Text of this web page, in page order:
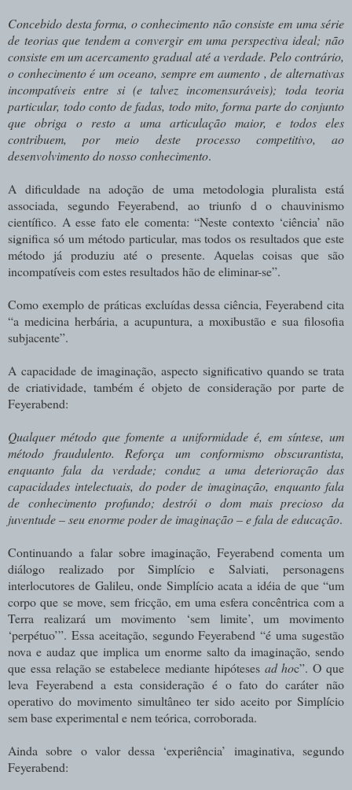
Concebido desta forma, o conhecimento não consiste em uma série
de teorias que tendem a convergir em uma perspectiva ideal; não
consisteem um acercamento gradualaté a verdade. Pelocontrário,
o conhecimento é um oceano, sempre em aumento , de alternativas
incompatíveis entre si (e talvez incomensuráveis); toda teoria
particular, todo conto de fadas, todo mito, forma parte do conjunto
que obriga o resto a uma articulação maior, e todos eles
contribuem,
por meio
deste processo competitivo, ao
desenvolvimento do nossoconhecimento.
A dificuldade na adoção de uma metodologia pluralista está
associada, segundo Feyerabend, ao triunfo d o chauvinismo
científico. A esse fato ele comenta: “Neste contexto ‘ciência’ não
significa só um método particular, mas todos os resultados que este
método já produziu até o presente. Aquelas coisas que são
incompatíveis com estes resultados hão de eliminar-se”.
Como exemplo de práticas excluídas dessa ciência, Feyerabend cita
“a medicina herbária, a acupuntura, a moxibustão e sua filosofia
subjacente”.
A capacidade de imaginação, aspecto significativo quando se trata
de criatividade, também é objeto de consideração por parte de
Feyerabend:
Qualquer método que fomente a uniformidade é, em síntese, um
método fraudulento.
Reforça um conformismo
obscurantista,
enquanto fala da verdade; conduz a uma deterioração das
capacidades intelectuais, do poder de imaginação, enquanto fala
de conhecimento profundo; destrói o dom mais precioso da
juventude – seu enorme poder de imaginação – e fala de educação.
Continuando a falar sobre imaginação, Feyerabend comenta um
diálogo realizado por Simplício e Salviati, personagens
interlocutores de Galileu, onde Simplício acata a idéia de que “um
corpo que se move, sem fricção, em uma esfera concêntrica com a
Terra realizará um movimento ‘sem limite’, um movimento
‘perpétuo’”. Essa aceitação, segundo Feyerabend “é uma sugestão
nova e audaz que implica um enorme salto da imaginação, sendo
que essa relação se estabelece mediante hipóteses ad hoc”. O que
leva Feyerabend a esta consideração é o fato do caráter não
operativo do movimento simultâneo ter sido aceito por Simplício
sem base experimental e nem teórica, corroborada.
Ainda sobre o valor dessa ‘experiência’ imaginativa, segundo
Feyerabend: